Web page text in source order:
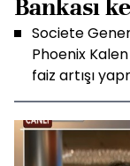
Bankası
Societe
Phoenix
faiz artışı